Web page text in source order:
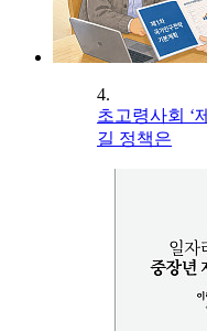
4.
초고령사회 ‘
길 정책은